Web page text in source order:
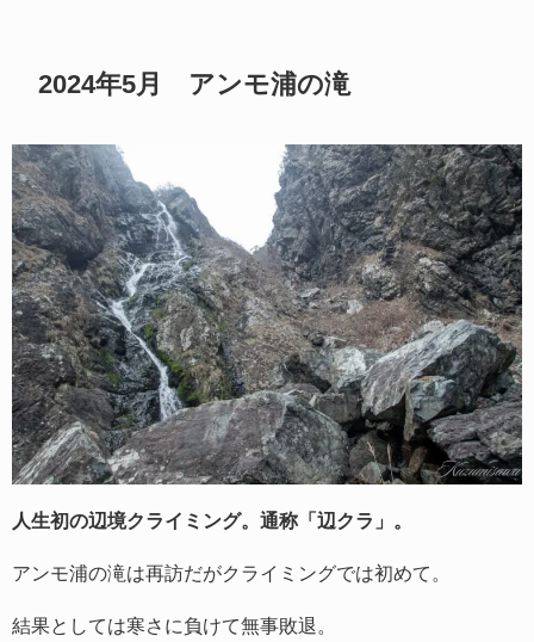
2024年5月 アンモ浦の滝
人生初の辺境クライミング。通称「辺クラ」。
アンモ浦の滝は再訪だがクライミングでは初めて。
結果としては寒さに負けて無事敗退。